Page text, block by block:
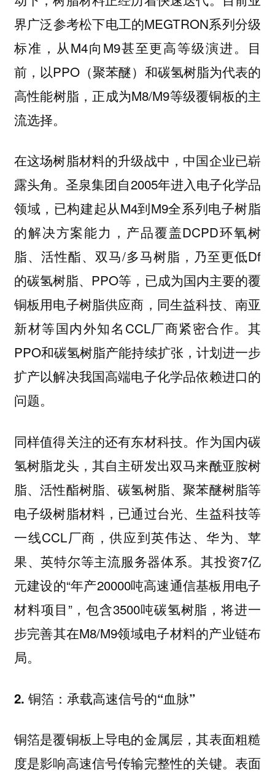
界广泛参考松下电工的MEGTRON系列分级
标准，从M4向M9甚至更高等级演进。目
前，以PPO（聚苯醚）和碳氢树脂为代表的
高性能树脂，正成为M8/M9等级覆铜板的主
流选择。
在这场树脂材料的升级战中，中国企业已崭
露头角。圣泉集团自2005年进入电子化学品
领域，已构建起从M4到M9全系列电子树脂
的解决方案能力，产品覆盖DCPD环氧树
脂、活性酯、双马/多马树脂，乃至更低Df
的碳氢树脂、PPO等，已成为国内主要的覆
铜板用电子树脂供应商，同生益科技、南亚
新材等国内外知名CCL厂商紧密合作。其
PPO和碳氢树脂产能持续扩张，计划进一步
扩产以解决我国高端电子化学品依赖进口的
问题。
同样值得关注的还有东材科技。作为国内碳
氢树脂龙头，其自主研发出双马来酰亚胺树
脂、活性酯树脂、碳氢树脂、聚苯醚树脂等
电子级树脂材料，已通过台光、生益科技等
一线CCL厂商，供应到英伟达、华为、苹
果、英特尔等主流服务器体系。其投资7亿
元建设的“年产20000吨高速通信基板用电子
材料项目”，包含3500吨碳氢树脂，将进一
步完善其在M8/M9领域电子材料的产业链布
局。
2. 铜箔：承载高速信号的“血脉”
铜箔是覆铜板上导电的金属层，其表面粗糙
度是影响高速信号传输完整性的关键。表面